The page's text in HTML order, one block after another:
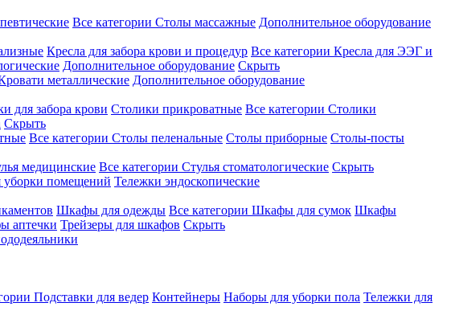
Все категории Столы массажные Дополнительное оборудование
Кресла для забора крови и процедур Все категории Кресла для ЭЭГ и
Дополнительное оборудование Скрыть
металлические Дополнительное оборудование
для забора крови Столики прикроватные Все категории Столики
Скрыть
Все категории Столы пеленальные Столы приборные Столы-посты
медицинские Все категории Стулья стоматологические Скрыть
уборки помещений Тележки эндоскопические
Шкафы для одежды Все категории Шкафы для сумок Шкафы
аптечки Трейзеры для шкафов Скрыть
Подставки для ведер Контейнеры Наборы для уборки пола Тележки для